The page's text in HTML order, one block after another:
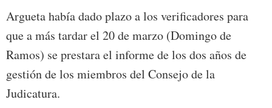
Argueta había dado plazo a los verificadores para
que a más tardar el 20 de marzo (Domingo de
Ramos) se prestara el informe de los dos años de
gestión de los miembros del Consejo de la
Judicatura.